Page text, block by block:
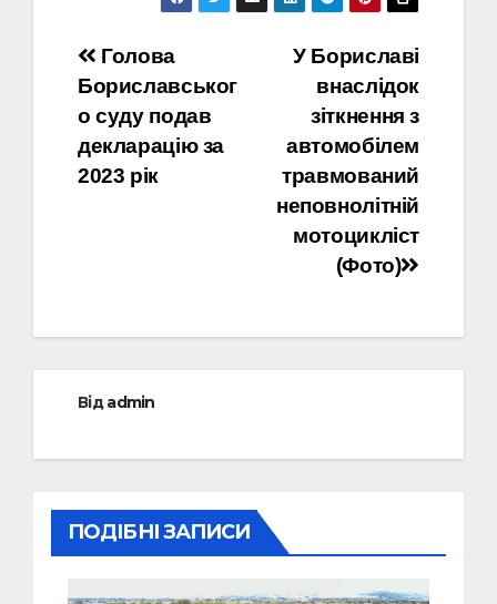
Навігація
записів
У Бориславі
внаслідок
зіткнення з
автомобілем
травмований
неповнолітній
мотоцикліст
(Фото)
Голова
Бориславськог
о суду подав
декларацію за
2023 рік
Відadmin
ПОДІБНІ ЗАПИСИ